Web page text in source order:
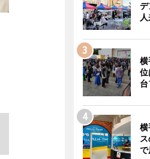
横
位
台
横
で